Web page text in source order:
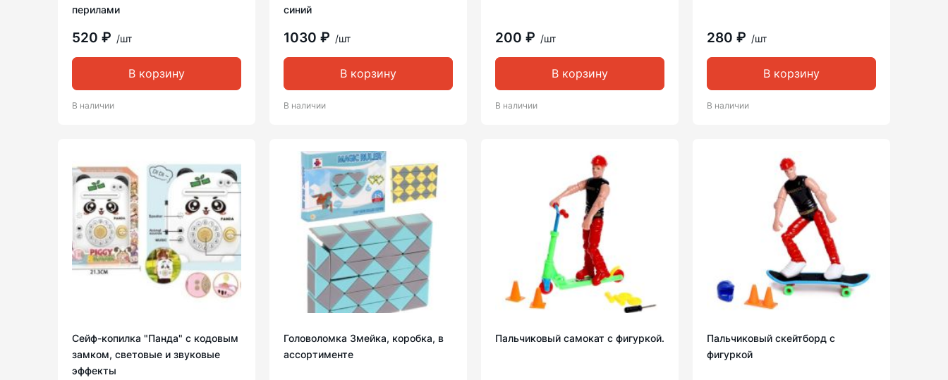
перилами
520 ₽ /шт
В корзину
В наличии
синий
1030 ₽ /шт
В корзину
В наличии
200 ₽ /шт
В корзину
В наличии
280 ₽ /шт
В корзину
В наличии
Сейф-копилка "Панда" с кодовым
замком, световые и звуковые
эффекты
Головоломка Змейка, коробка, в
ассортименте
Пальчиковый самокат c фигуркой.
Пальчиковый скейтборд с
фигуркой